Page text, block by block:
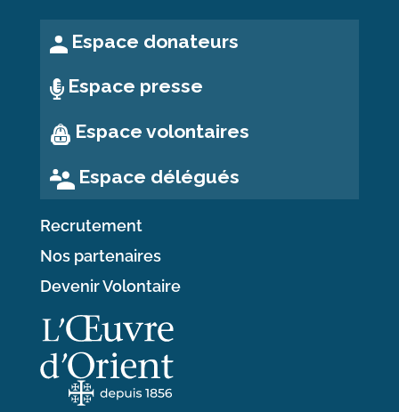
Espace donateurs
Espace presse
Espace volontaires
Espace délégués
Recrutement
Nos partenaires
Devenir Volontaire